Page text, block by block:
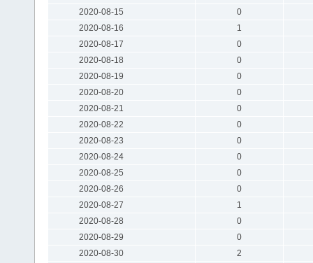
2020-08-15
0
2020-08-16
1
2020-08-17
0
2020-08-18
0
2020-08-19
0
2020-08-20
0
2020-08-21
0
2020-08-22
0
2020-08-23
0
2020-08-24
0
2020-08-25
0
2020-08-26
0
2020-08-27
1
2020-08-28
0
2020-08-29
0
2020-08-30
2